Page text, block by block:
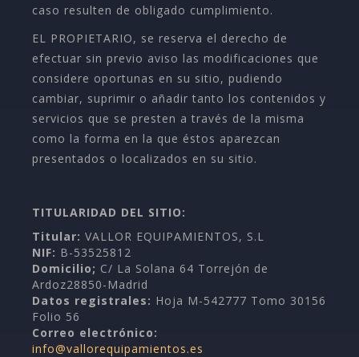
caso resulten de obligado cumplimiento.
EL PROPIETARIO, se reserva el derecho de
efectuar sin previo aviso las modificaciones que
considere oportunas en su sitio, pudiendo
cambiar, suprimir o añadir tanto los contenidos y
servicios que se presten a través de la misma
como la forma en la que éstos aparezcan
presentados o localizados en su sitio.
TITULARIDAD DEL SITIO:
Titular: VALLOR EQUIPAMIENTOS, S.L
NIF: B-53525812
Domicilio; C/ La Solana 64 Torrejón de
Ardoz28850-Madrid
Datos registrales: Hoja M-542777 Tomo 30156
Folio 56
Correo electrónico:
info@vallorequipamientos.es